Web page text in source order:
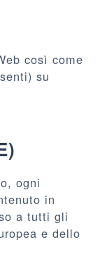
così come
su
ogni
in
a tutti gli
e dello